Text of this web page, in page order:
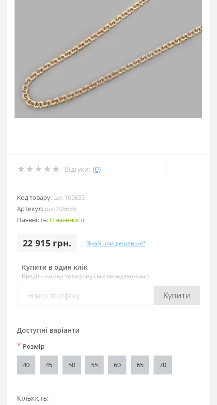
Відгуки: (0)
Код товару: шк-105655
Артикул: шк-105655
Наявність: В наявності
22 915 грн. Знайшли дешевше?
Купити в один клік
Введіть номер телефону і ми передзвонимо
Купити
Доступні варіанти
* Розмір
40 45 50 55 60 65 70
Кількість: